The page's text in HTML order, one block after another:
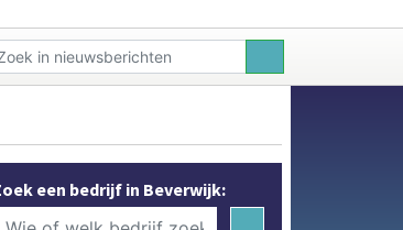
een bedrijf in Beverwijk: